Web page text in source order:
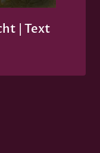
| Text